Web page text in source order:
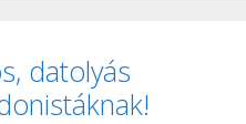
datolyás